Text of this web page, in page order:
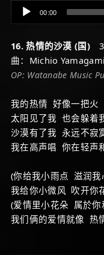
Audio
Player
00:00
16. 热情的沙漠 (国)
曲：Michio
OP: Watanabe Music
我的热情 好像一把火
太阳见了我 也会躲着
沙漠有了我 永远不寂
我在高声唱 你在轻声
(你给我小雨点 滋润我
我给你小微风 吹开你
(爱情里小花朵 属於你
我们俩的爱情就像 热